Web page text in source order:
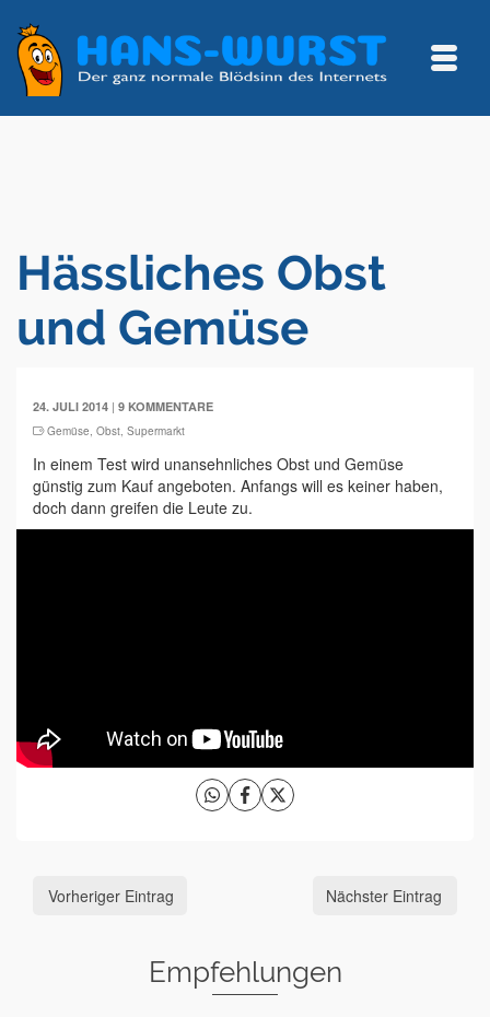
Hässliches Obst
und Gemüse
24. JULI 2014 | 9 KOMMENTARE
Gemüse, Obst, Supermarkt
In einem Test wird unansehnliches Obst und Gemüse
günstig zum Kauf angeboten. Anfangs will es keiner haben,
doch dann greifen die Leute zu.
Vorheriger Eintrag Nächster Eintrag
Empfehlungen